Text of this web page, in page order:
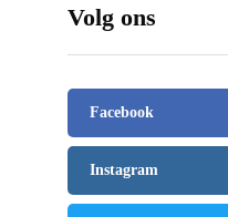
Volg ons
Facebook
Instagram